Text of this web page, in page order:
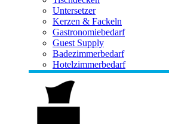
Untersetzer
Kerzen & Fackeln
Gastronomiebedarf
Guest Supply
Badezimmerbedarf
Hotelzimmerbedarf